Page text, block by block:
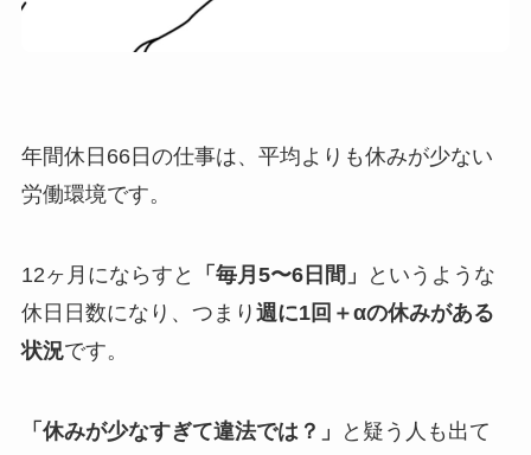
年間休日66日の仕事は、平均よりも休みが少ない
労働環境です。
12ヶ月にならすと 「毎月5〜6日間」
というような
休日日数になり、つまり 週に1回＋αの休みがある
状況です。
「休みが少なすぎて違法では？」
と疑う人も出て